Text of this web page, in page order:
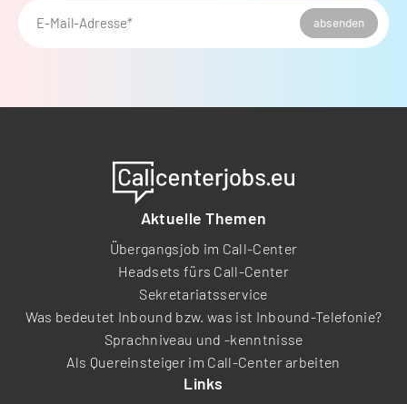
E-Mail-Adresse* absenden
Aktuelle Themen
Übergangsjob im Call-Center
Headsets fürs Call-Center
Sekretariatsservice
Was bedeutet Inbound bzw. was ist Inbound-Telefonie?
Sprachniveau und -kenntnisse
Als Quereinsteiger im Call-Center arbeiten
Links